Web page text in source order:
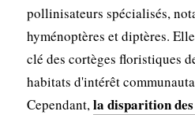
pollinisateurs spécialisés,
hyménoptères et diptères.
clé des cortèges floristiques
habitats d'intérêt
Cependant,la disparition